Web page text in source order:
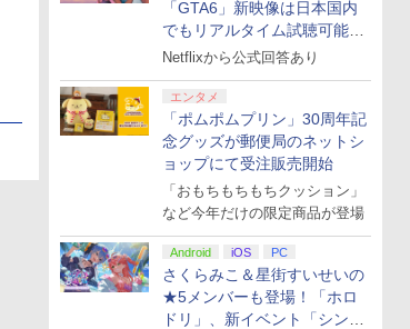
「GTA6」新映像は日本国内
でもリアルタイム試聴可能。
しかも日本語字幕付き
Netflixから公式回答あり
エンタメ
「ポムポムプリン」30周年記
念グッズが郵便局のネットシ
ョップにて受注販売開始
「おもちもちもちクッション」
など今年だけの限定商品が登場
Android iOS PC
さくらみこ＆星街すいせいの
★5メンバーも登場！「ホロ
ドリ」、新イベント「シンク